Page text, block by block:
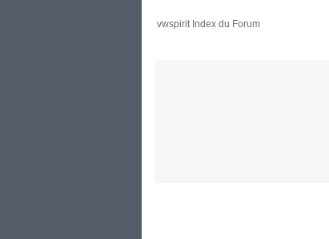
vwspirit Index du Forum